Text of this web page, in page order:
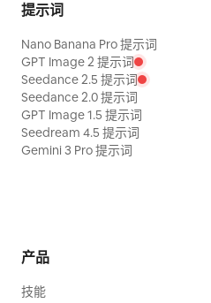
提示词
Nano Banana Pro 提示词
GPT Image 2 提示词
Seedance 2.5 提示词
Seedance 2.0 提示词
GPT Image 1.5 提示词
Seedream 4.5 提示词
Gemini 3 Pro 提示词
产品
技能